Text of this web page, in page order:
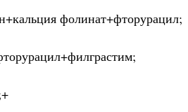
фолинат+фторурацил;